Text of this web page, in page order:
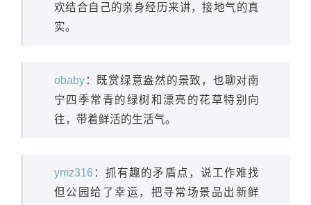
欢结合自己的亲身经历来讲，接地气的真
实。
obaby：既赏绿意盎然的景致，也聊对南
宁四季常青的绿树和漂亮的花草特别向
往，带着鲜活的生活气。
ymz316 ：抓有趣的矛盾点，说工作难找
但公园给了幸运，把寻常场景品出新鲜